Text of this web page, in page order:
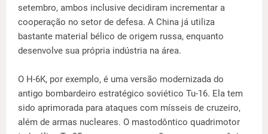
setembro, ambos inclusive decidiram incrementar a
cooperação no setor de defesa. A China já utiliza
bastante material bélico de origem russa, enquanto
desenvolve sua própria indústria na área.
O H-6K, por exemplo, é uma versão modernizada do
antigo bombardeiro estratégico soviético Tu-16. Ela tem
sido aprimorada para ataques com mísseis de cruzeiro,
além de armas nucleares. O mastodôntico quadrimotor